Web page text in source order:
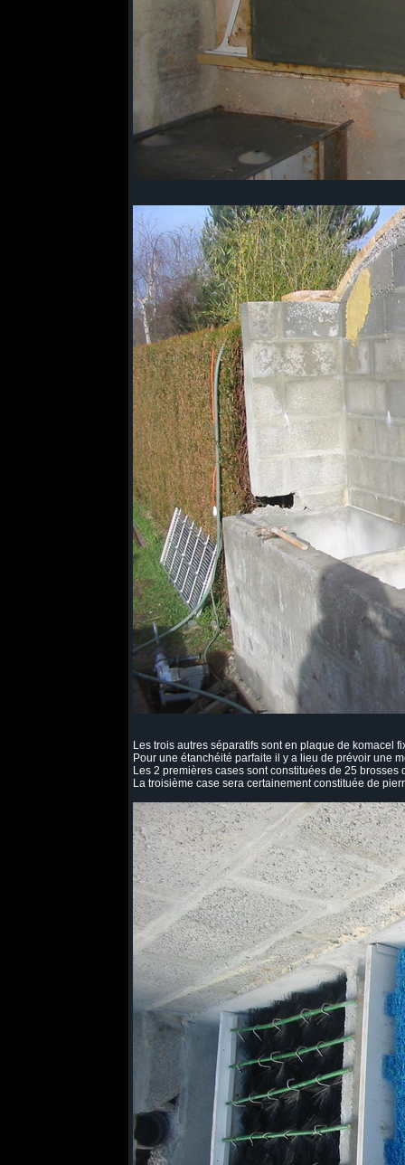
Les trois autres séparatifs sont en plaque de komacel
Pour une étanchéité parfaite il y a lieu de prévoir une
Les 2 premières cases sont constituées de 25
La troisième case sera certainement constituée de